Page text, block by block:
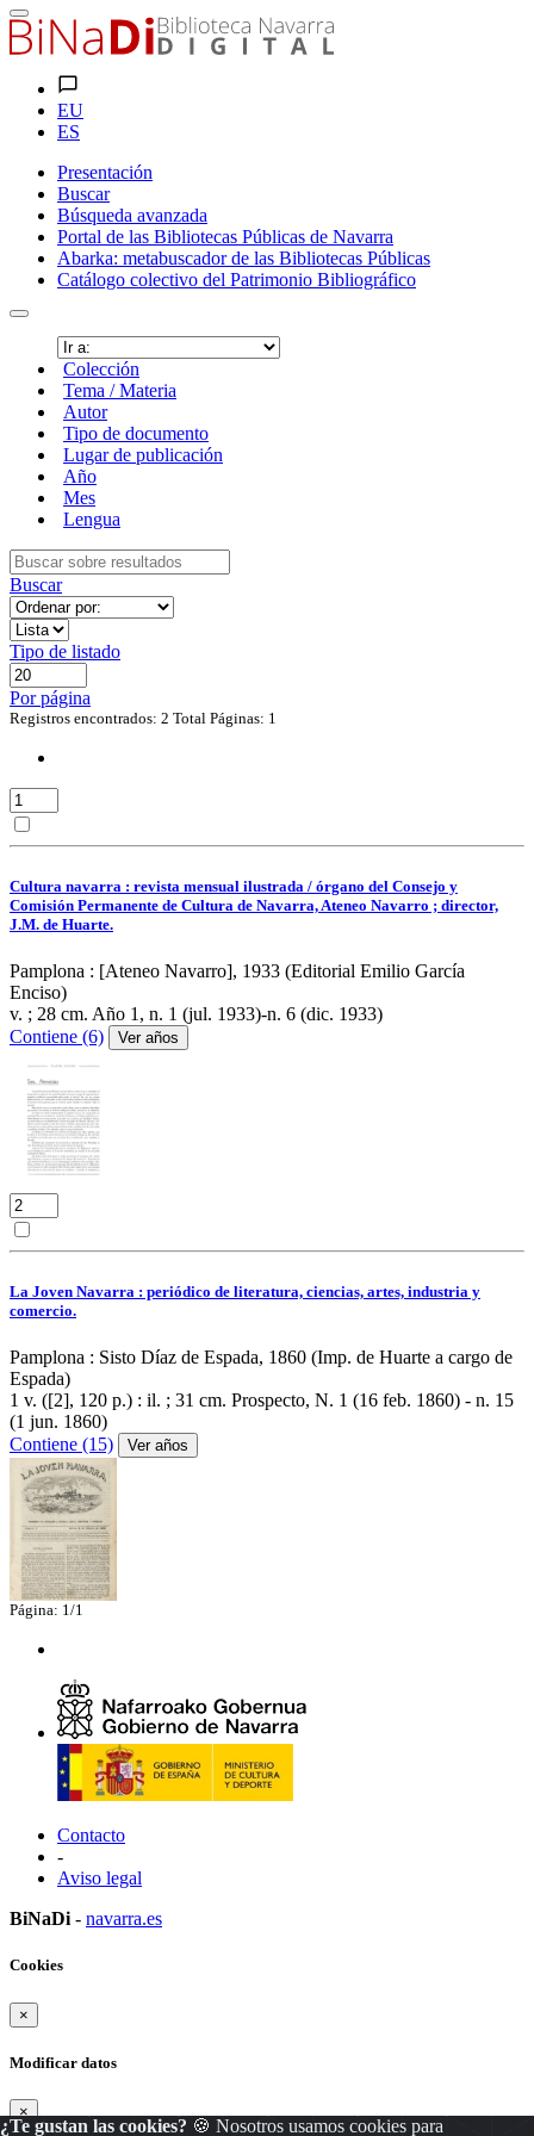
EU
ES
Presentación
Buscar
Búsqueda avanzada
Portal de las Bibliotecas Públicas de Navarra
Abarka: metabuscador de las Bibliotecas Públicas
Catálogo colectivo del Patrimonio Bibliográfico
Colección
Tema / Materia
Autor
Tipo de documento
Lugar de publicación
Año
Mes
Lengua
Buscar
Tipo de listado
Por página
Registros encontrados: 2 Total Páginas: 1
Cultura navarra : revista mensual ilustrada / órgano del Consejo y
Comisión Permanente de Cultura de Navarra, Ateneo Navarro ; director,
J.M. de Huarte.
Pamplona : [Ateneo Navarro], 1933 (Editorial Emilio García
Enciso)
v. ; 28 cm. Año 1, n. 1 (jul. 1933)-n. 6 (dic. 1933)
Contiene (6)
Ver años
La Joven Navarra : periódico de literatura, ciencias, artes, industria y
comercio.
Pamplona : Sisto Díaz de Espada, 1860 (Imp. de Huarte a cargo de
Espada)
1 v. ([2], 120 p.) : il. ; 31 cm. Prospecto, N. 1 (16 feb. 1860) - n. 15
(1 jun. 1860)
Contiene (15)
Ver años
Página: 1/1
Contacto
-
Aviso legal
BiNaDi - navarra.es
¿Te gustan las cookies? 🍪 Nosotros usamos cookies para
Cookies
×
Modificar datos
×